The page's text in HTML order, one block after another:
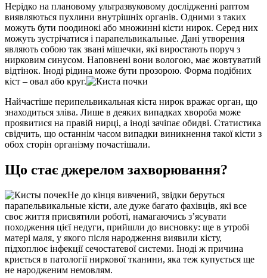
Нерідко на плановому ультразвуковому дослідженні раптом
виявляються пухлини внутрішніх органів. Одними з таких
можуть бути поодинокі або множинні кісти нирок. Серед них
можуть зустрічатися і парапельвикальные. Дані утворення
являють собою так звані мішечки, які виростають поруч з
нирковим синусом. Наповнені вони вологою, має жовтуватий
відтінок. Іноді рідина може бути прозорою. Форма подібних
кіст – овал або круг.
Найчастіше перипельвикальная кіста нирок вражає орган, що
знаходиться зліва. Лише в деяких випадках хвороба може
проявитися на правій нирці, а іноді зачіпає обидві. Статистика
свідчить, що останнім часом випадки виникнення такої кісти з
обох сторін організму почастішали.
Що стає джерелом захворювання?
Не до кінця вивчений, звідки беруться
парапельвикальные кісти, але дуже багато фахівців, які все
своє життя присвятили роботі, намагаючись з’ясувати
походження цієї недуги, прийшли до висновку: ще в утробі
матері маля, у якого після народження виявили кісту,
підхоплює інфекції сечостатевої системи. Іноді ж причина
криється в патології ниркової тканини, яка теж купується ще
не народженим немовлям.